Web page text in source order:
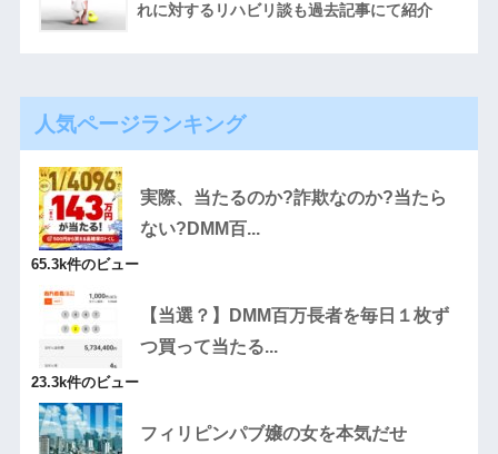
れに対するリハビリ談も過去記事にて紹介
人気ページランキング
実際、当たるのか?詐欺なのか?当たら
ない?DMM百...
65.3k件のビュー
【当選？】DMM百万長者を毎日１枚ず
つ買って当たる...
23.3k件のビュー
フィリピンパブ嬢の女を本気だせ